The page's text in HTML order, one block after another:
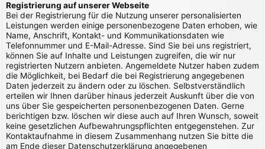
Registrierung auf unserer Webseite
Bei der Registrierung für die Nutzung unserer personalisierten
Leistungen werden einige personenbezogene Daten erhoben, wie
Name, Anschrift, Kontakt- und Kommunikationsdaten wie
Telefonnummer und E-Mail-Adresse. Sind Sie bei uns registriert,
können Sie auf Inhalte und Leistungen zugreifen, die wir nur
registrierten Nutzern anbieten. Angemeldete Nutzer haben zudem
die Möglichkeit, bei Bedarf die bei Registrierung angegebenen
Daten jederzeit zu ändern oder zu löschen. Selbstverständlich
erteilen wir Ihnen darüber hinaus jederzeit Auskunft über die von
uns über Sie gespeicherten personenbezogenen Daten. Gerne
berichtigen bzw. löschen wir diese auch auf Ihren Wunsch, soweit
keine gesetzlichen Aufbewahrungspflichten entgegenstehen. Zur
Kontaktaufnahme in diesem Zusammenhang nutzen Sie bitte die
am Ende dieser Datenschutzerklärung angegebenen